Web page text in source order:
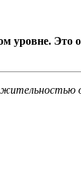
уровне. Это